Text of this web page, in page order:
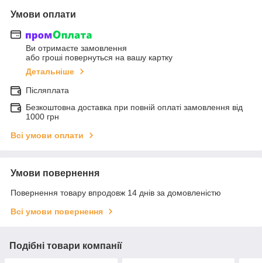
Умови оплати
Ви отримаєте замовлення
або гроші повернуться на вашу картку
Детальніше
Післяплата
Безкоштовна доставка при повній оплаті замовлення від
1000 грн
Всі умови оплати
Умови повернення
Повернення товару впродовж 14 днів за домовленістю
Всі умови повернення
Подібні товари компанії